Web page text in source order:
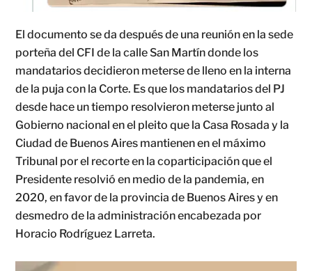
El documento se da después de una reunión en la sede
porteña del CFI de la calle San Martín donde los
mandatarios decidieron meterse de lleno en la interna
de la puja con la Corte. Es que los mandatarios del PJ
desde hace un tiempo resolvieron meterse junto al
Gobierno nacional en el pleito que la Casa Rosada y la
Ciudad de Buenos Aires mantienen en el máximo
Tribunal por el recorte en la coparticipación que el
Presidente resolvió en medio de la pandemia, en
2020, en favor de la provincia de Buenos Aires y en
desmedro de la administración encabezada por
Horacio Rodríguez Larreta.